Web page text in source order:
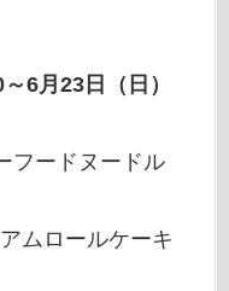
6月23日（日）
フードヌードル
ムロールケーキ